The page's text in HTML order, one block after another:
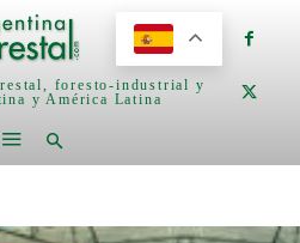
foresto-industrial y
y América Latina